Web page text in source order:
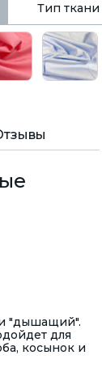
Тип ткани
и "дышащий".
для
косынок и